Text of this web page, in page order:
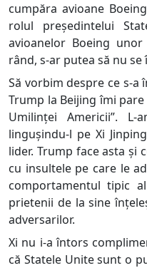
cumpăra avioane
rolul președintelui
avioanelor Boeing
rând, s-ar putea să nu
Să vorbim despre ce s-
Trump la Beijing îmi
Umilinței Americii”.
lingușindu-l pe Xi
lider. Trump face asta și
cu insultele pe care le
comportamentul tipic
prietenii de la sine
adversarilor.
Xi nu i-a întors
că Statele Unite sunt o